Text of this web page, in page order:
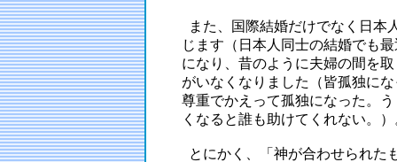
また、国際結婚だけでなく日本
じます（日本人同士の結婚でも
になり、昔のように夫婦の間を
がいなくなりました（皆孤独に
尊重でかえって孤独になった。
くなると誰も助けてくれない。
とにかく、「神が合わせられた